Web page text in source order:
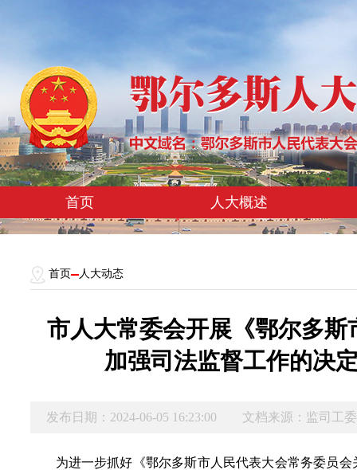
首页 人大概述
首页 人大动态
市人大常委会开展《鄂尔多
加强司法监督工作的决
发布日期：2024-06-05 16:23:00 文档来源：监司工
为进一步抓好《鄂尔多斯市人民代表大会常务委员